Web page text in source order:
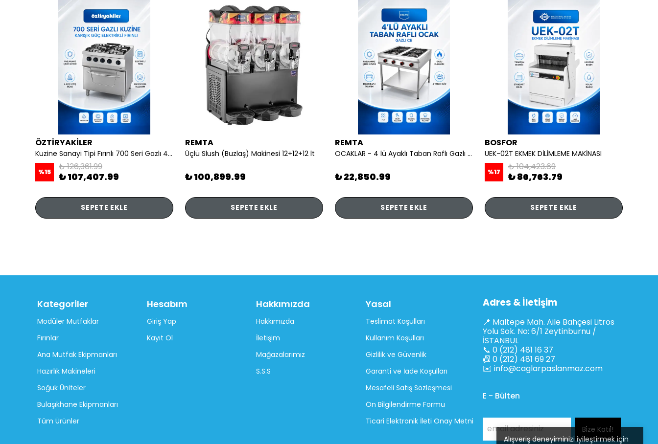
Alışveriş deneyiminizi iyileştirmek için
ÖZTİRYAKİLER
Kuzine Sanayi Tipi Fırınlı 700 Seri Gazlı 4 Açık Ateş 80x70x85 (Lp)-2X6Kw+2X7,5Kw+6Kw Elektrikli Fırın
%15 ₺ 126,361.99
₺ 107,407.99
SEPETE EKLE
REMTA
Üçlü Slush (Buzlaş) Makinesi 12+12+12 lt
₺ 100,899.99
SEPETE EKLE
REMTA
OCAKLAR - 4 lü Ayaklı Taban Raflı Gazlı CE
₺ 22,850.99
SEPETE EKLE
BOSFOR
UEK-02T EKMEK DİLİMLEME MAKİNASI
%17 ₺ 104,423.69
₺ 86,763.79
SEPETE EKLE
Kategoriler
Modüler Mutfaklar
Fırınlar
Ana Mutfak Ekipmanları
Hazırlık Makineleri
Soğuk Üniteler
Bulaşıkhane Ekipmanları
Tüm Ürünler
Hesabım
Giriş Yap
Kayıt Ol
Hakkımızda
Hakkımızda
İletişim
Mağazalarımız
S.S.S
Yasal
Teslimat Koşulları
Kullanım Koşulları
Gizlilik ve Güvenlik
Garanti ve İade Koşulları
Mesafeli Satış Sözleşmesi
Ön Bilgilendirme Formu
Ticari Elektronik İleti Onay Metni
Adres & İletişim
📍 Maltepe Mah. Aile Bahçesi Litros
Yolu Sok. No: 6/1 Zeytinburnu /
İSTANBUL
📞 0 (212) 481 16 37
📠 0 (212) 481 69 27
✉️ info@caglarpaslanmaz.com
E - Bülten
Bize Katıl!